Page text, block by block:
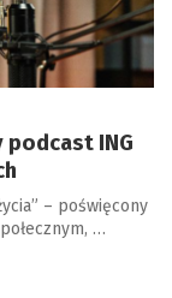
ING
– poświęcony
…